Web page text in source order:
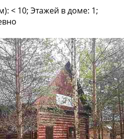
< 10; Этажей в доме: 1;